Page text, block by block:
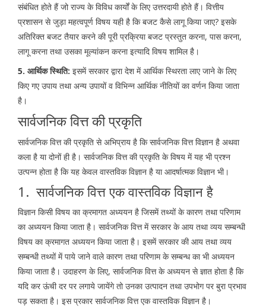
संबंधित होते हैं जो राज्य के विविध कार्यों के लिए उत्तरदायी होते हैं। वित्तीय
प्रशासन से जुड़ा महत्वपूर्ण विषय यही है कि बजट कैसे लागू किया जाए? इसके
अतिरिक्त बजट तैयार करने की पूरी प्रक्रिया बजट प्रस्तुत करना, पास करना,
लागू करना तथा उसका मूल्यांकन करना इत्यादि विषय शामिल है।
5. आर्थिक स्थिति: इसमें सरकार द्वारा देश में आर्थिक स्थिरता लाए जाने के लिए
किए गए उपाय तथा अन्य उपायों व विभिन्न आर्थिक नीतियों का वर्णन किया जाता
है।
सार्वजनिक वित्त की प्रकृति
सार्वजनिक वित्त की प्रकृति से अभिप्राय है कि सार्वजनिक वित्त विज्ञान है अथवा
कला है या दोनों ही है। सार्वजनिक वित्त की प्रकृति के विषय में यह भी प्रश्न
उत्पन्न होता है कि यह केवल वास्तविक विज्ञान है या आदर्षात्मक विज्ञान भी।
1. सार्वजनिक वित्त एक वास्तविक विज्ञान है
विज्ञान किसी विषय का क्रमागत अध्ययन है जिसमें तथ्यों के कारण तथा परिणाम
का अध्ययन किया जाता है। सार्वजनिक वित्त में सरकार के आय तथा व्यय सम्बन्धी
विषय का क्रमागत अध्ययन किया जाता है। इसमें सरकार की आय तथा व्यय
सम्बन्धी तथ्यों में पाये जाने वाले कारण तथा परिणाम के सम्बन्ध का भी अध्ययन
किया जाता है। उदाहरण के लिए, सार्वजनिक वित्त के अध्ययन से ज्ञात होता है कि
यदि कर ऊंची दर पर लगाये जायेंगे तो उनका उत्पादन तथा उपभोग पर बुरा प्रभाव
पड़ सकता है। इस प्रकार सार्वजनिक वित्त एक वास्तविक विज्ञान है।